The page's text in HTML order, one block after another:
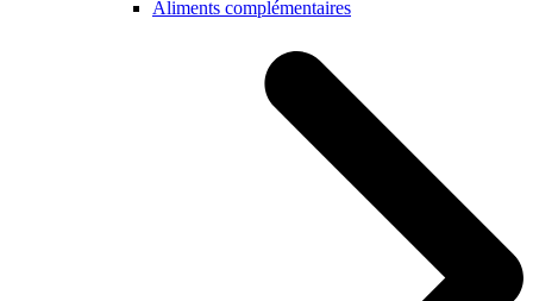
Aliments complémentaires